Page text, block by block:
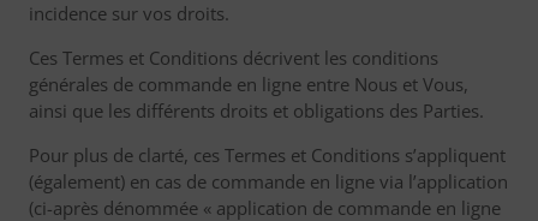
incidence sur vos droits.
Ces Termes et Conditions décrivent les conditions
générales de commande en ligne entre Nous et Vous,
ainsi que les différents droits et obligations des Parties.
Pour plus de clarté, ces Termes et Conditions s’appliquent
(également) en cas de commande en ligne via l’application
(ci-après dénommée « application de commande en ligne